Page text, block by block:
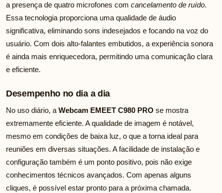
a presença de quatro microfones com cancelamento de ruído.
Essa tecnologia proporciona uma qualidade de áudio
significativa, eliminando sons indesejados e focando na voz do
usuário. Com dois alto-falantes embutidos, a experiência sonora
é ainda mais enriquecedora, permitindo uma comunicação clara
e eficiente.
Desempenho no dia a dia
No uso diário, a Webcam EMEET C980 PRO se mostra
extremamente eficiente. A qualidade de imagem é notável,
mesmo em condições de baixa luz, o que a torna ideal para
reuniões em diversas situações. A facilidade de instalação e
configuração também é um ponto positivo, pois não exige
conhecimentos técnicos avançados. Com apenas alguns
cliques, é possível estar pronto para a próxima chamada.